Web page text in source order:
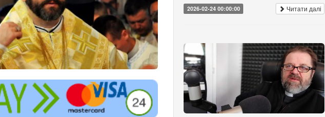
2026-02-24 00:00:00 Читати далі